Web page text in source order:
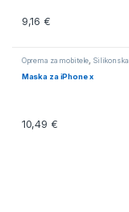
9,16 €
Oprema za mobitele, Silikonska
Maska za iPhone x
10,49 €